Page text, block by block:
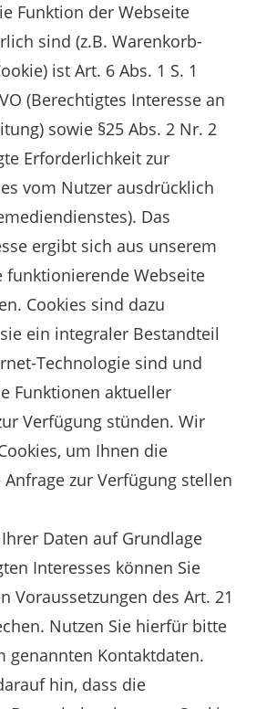
Funktion der Webseite
sind (z.B. Warenkorb-
ist Art. 6 Abs. 1 S. 1
(Berechtigtes Interesse an
sowie §25 Abs. 2 Nr. 2
Erforderlichkeit zur
vom Nutzer ausdrücklich
Das
ergibt sich aus unserem
funktionierende Webseite
Cookies sind dazu
ein integraler Bestandteil
Technologie sind und
Funktionen aktueller
Verfügung stünden. Wir
um Ihnen die
zur Verfügung stellen
Daten auf Grundlage
Interesses können Sie
Voraussetzungen des Art. 21
Nutzen Sie hierfür bitte
genannten Kontaktdaten.
hin, dass die